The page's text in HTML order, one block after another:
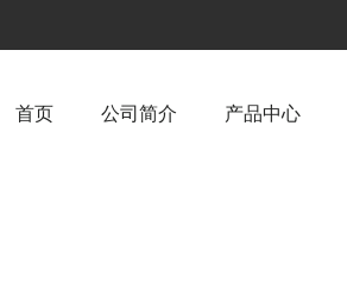
首页 公司简介 产品中心